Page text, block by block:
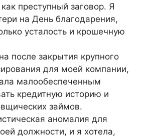
преступный заговор. Я
на День благодарения,
усталость и крошечную
после закрытия крупного
для моей компании,
малообеспеченным
кредитную историю и
займов.
аномалия для
должности, и я хотела,